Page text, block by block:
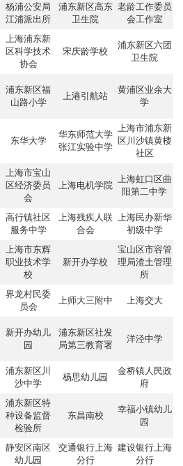
杨浦公安局
江浦派出所
浦东新区高东
卫生院
老龄工作委员
会工作室
上海浦东新
区科学技术
协会
宋庆龄学校
浦东新区六团
卫生院
浦东新区福
山路小学
上港引航站
黄浦区业余大
学
东华大学
华东师范大学
张江实验中学
上海市浦东新
区川沙镇黄楼
社区
上海市宝山
区经济委员
会
上海电机学院
上海虹口区曲
阳第二中学
高行镇社区
服务中学
上海残疾人联
合会
上海民办新华
初级中学
上海市东辉
职业技术学
校
新开办学校
宝山区市容管
理局渣土管理
所
界龙村民委
员会
上师大三附中 上海交大
新开办幼儿
园
浦东新区社发
局第三教育署
洋泾中学
浦东新区川
沙中学
杨思幼儿园
金桥镇人民政
府
浦东新区特
种设备监督
检验所
东昌南校
幸福小镇幼儿
园
静安区南区
幼儿园
交通银行上海
分行
建设银行上海
分行